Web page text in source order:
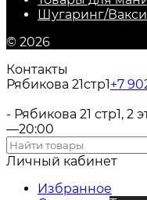
Шугаринг/
© 2026
Контакты
Рябикова 21стр1+7
- Рябикова 21 стр1, 2
—20:00
Личный кабинет
Избранное